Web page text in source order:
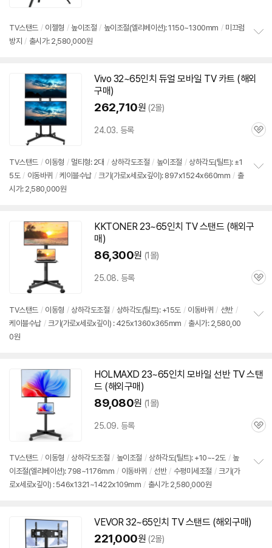
TV스탠드 / 이젤형 / 높이조절 / 높이조절(엘리베이션): 1150~1300mm / 미끄럼
방지 / 출시가: 2,580,000원
Vivo 32~65인치 듀얼 모바일 TV 카트 (해외
구매)
262,710원 (2몰)
24.03. 등록
관
TV스탠드 / 이동형 / 멀티형: 2대 / 상하각도조절 / 높이조절 / 상하각도(틸트): ±1
5도 / 이동바퀴 / 케이블수납 / 크기(가로x세로x깊이): 897x1524x660mm / 출
시가: 2,580,000원
KKTONER 23~65인치 TV 스탠드 (해외 구
매)
86,300원 (1몰)
25.08. 등록
관
TV스탠드 / 이동형 / 상하각도조절 / 상하각도(틸트): +15도 / 이동바퀴 / 선반 /
케이블수납 / 크기(가로x세로x깊이) : 425x1360x365mm / 출시가: 2,580,00
0원
기
HOLMAXD 23~65인치 모바일 선반 TV 스탠
드 (해외 구매)
89,080원 (1몰)
25.09. 등록
관
TV스탠드 / 이동형 / 상하각도조절 / 높이조절 / 상하각도(틸트): +10~-2도 / 높
이조절(엘리베이션): 798~1176mm / 이동바퀴 / 선반 / 수평미세조절 / 크기(가
로x세로x깊이) : 546x1321~1422x109mm / 출시가: 2,580,000원
VEVOR 32~65인치 TV 스탠드 (해외 구매)
221,000원 (2몰)